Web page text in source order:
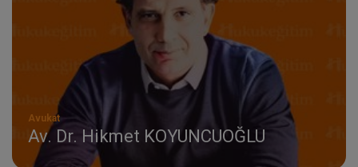
Avukat
Av. Dr. Hikmet KOYUNCUOĞLU